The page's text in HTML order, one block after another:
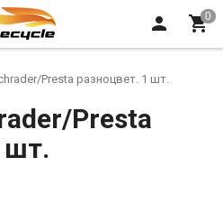
Presta разноцвет. 1 шт.
Presta
шт.